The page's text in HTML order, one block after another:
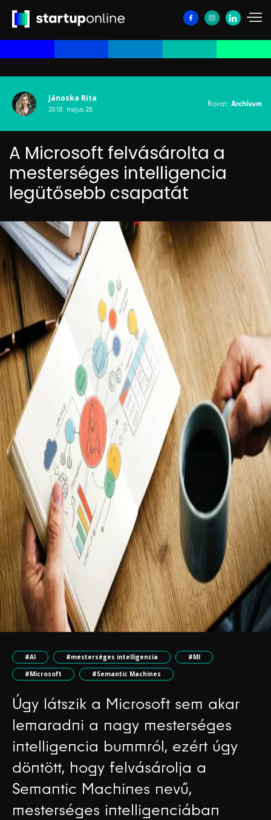
Jánoska Rita
2018. május 28.
Rovat: Archívum
A Microsoft felvásárolta a
mesterséges intelligencia
legütősebb csapatát
#AI #mesterséges intelligencia
#MI
#Microsoft
#Semantic Machines
Úgy látszik a Microsoft sem akar
lemaradni a nagy mesterséges
intelligencia bummról, ezért úgy
döntött, hogy felvásárolja a
Semantic Machines nevű,
mesterséges intelligenciában